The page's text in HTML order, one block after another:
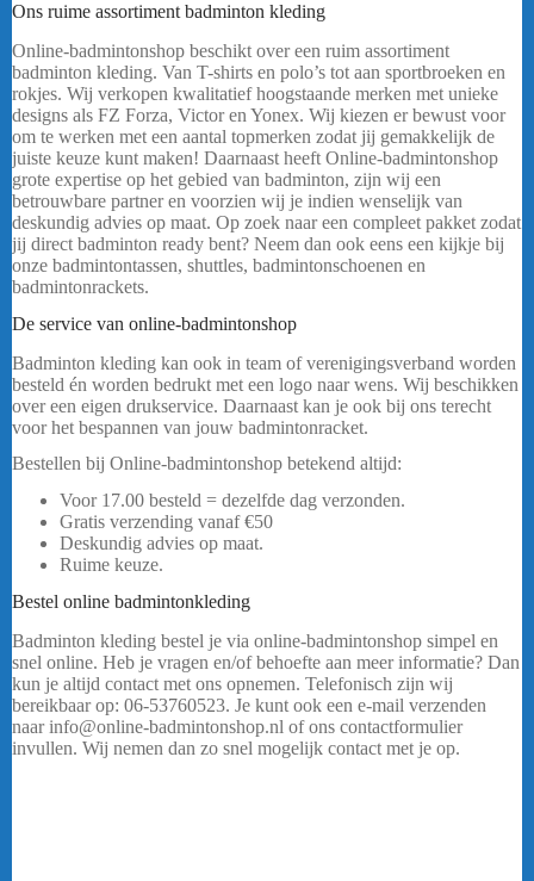
Ons ruime assortiment badminton kleding
Online-badmintonshop beschikt over een ruim assortiment
badminton kleding. Van T-shirts en polo’s tot aan sportbroeken en
rokjes. Wij verkopen kwalitatief hoogstaande merken met unieke
designs als FZ Forza, Victor en Yonex. Wij kiezen er bewust voor
om te werken met een aantal topmerken zodat jij gemakkelijk de
juiste keuze kunt maken! Daarnaast heeft Online-badmintonshop
grote expertise op het gebied van badminton, zijn wij een
betrouwbare partner en voorzien wij je indien wenselijk van
deskundig advies op maat. Op zoek naar een compleet pakket zodat
jij direct badminton ready bent? Neem dan ook eens een kijkje bij
onze badmintontassen, shuttles, badmintonschoenen en
badmintonrackets.
De service van online-badmintonshop
Badminton kleding kan ook in team of verenigingsverband worden
besteld én worden bedrukt met een logo naar wens. Wij beschikken
over een eigen drukservice. Daarnaast kan je ook bij ons terecht
voor het bespannen van jouw badmintonracket.
Bestellen bij Online-badmintonshop betekend altijd:
Voor 17.00 besteld = dezelfde dag verzonden.
Gratis verzending vanaf €50
Deskundig advies op maat.
Ruime keuze.
Bestel online badmintonkleding
Badminton kleding bestel je via online-badmintonshop simpel en
snel online. Heb je vragen en/of behoefte aan meer informatie? Dan
kun je altijd contact met ons opnemen. Telefonisch zijn wij
bereikbaar op: 06-53760523. Je kunt ook een e-mail verzenden
naar info@online-badmintonshop.nl of ons contactformulier
invullen. Wij nemen dan zo snel mogelijk contact met je op.